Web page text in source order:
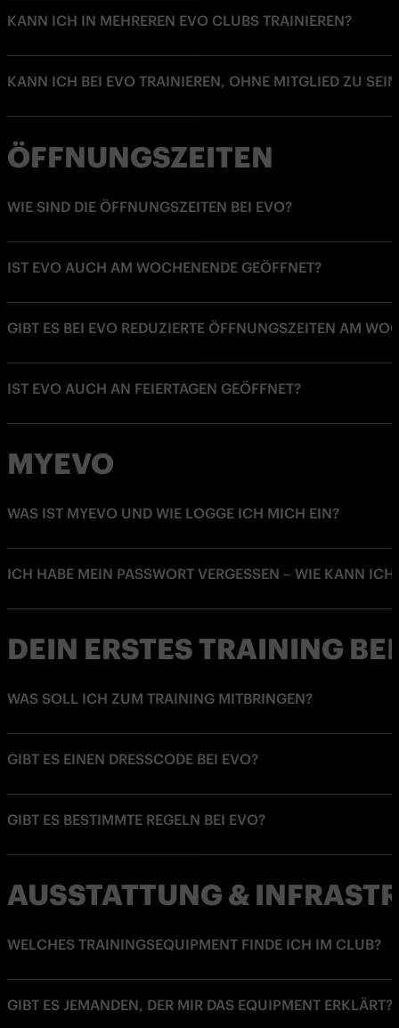
KANN ICH IN MEHREREN EVO CLUBS TRAINIEREN?
KANN ICH BEI EVO TRAINIEREN, OHNE MITGLIED ZU
ÖFFNUNGSZEITEN
WIE SIND DIE ÖFFNUNGSZEITEN BEI EVO?
IST EVO AUCH AM WOCHENENDE GEÖFFNET?
GIBT ES BEI EVO REDUZIERTE ÖFFNUNGSZEITEN AM
IST EVO AUCH AN FEIERTAGEN GEÖFFNET?
MYEVO
WAS IST MYEVO UND WIE LOGGE ICH MICH EIN?
ICH HABE MEIN PASSWORT VERGESSEN – WIE KANN
DEIN ERSTES TRAINING
WAS SOLL ICH ZUM TRAINING MITBRINGEN?
GIBT ES EINEN DRESSCODE BEI EVO?
GIBT ES BESTIMMTE REGELN BEI EVO?
AUSSTATTUNG &
WELCHES TRAININGSEQUIPMENT FINDE ICH IM CLUB?
GIBT ES JEMANDEN, DER MIR DAS EQUIPMENT ERKLÄRT?